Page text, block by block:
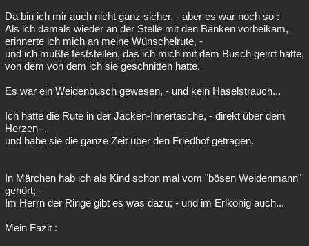
Da bin ich mir auch nicht ganz sicher, - aber es war noch so :
Als ich damals wieder an der Stelle mit den Bänken vorbeikam,
erinnerte ich mich an meine Wünschelrute, -
und ich mußte feststellen, das ich mich mit dem Busch geirrt hatte,
von dem von dem ich sie geschnitten hatte.
Es war ein Weidenbusch gewesen, - und kein Haselstrauch...
Ich hatte die Rute in der Jacken-Innertasche, - direkt über dem
Herzen -,
und habe sie die ganze Zeit über den Friedhof getragen.
In Märchen hab ich als Kind schon mal vom "bösen Weidenmann"
gehört; -
Im Herrn der Ringe gibt es was dazu; - und im Erlkönig auch...
Mein Fazit :